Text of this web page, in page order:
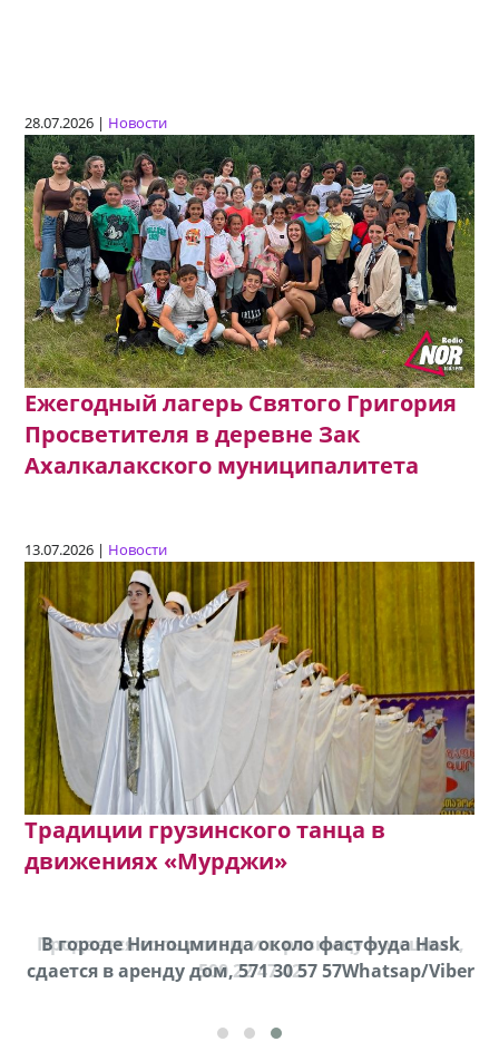
28.07.2026 | Новости
Ежегодный лагерь Святого Григория
Просветителя в деревне Зак
Ахалкалакского муниципалитета
13.07.2026 | Новости
Традиции грузинского танца в
движениях «Мурджи»
Продается соль оптом и в розницу в мешках,
500 22 47 42
В городе Ниноцминда около фастфуда Hask
cдается в аренду дом, 571 30 57 57Whatsap/Viber